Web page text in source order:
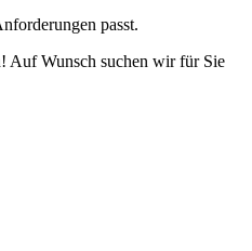
passt.
Auf Wunsch suchen wir für Sie